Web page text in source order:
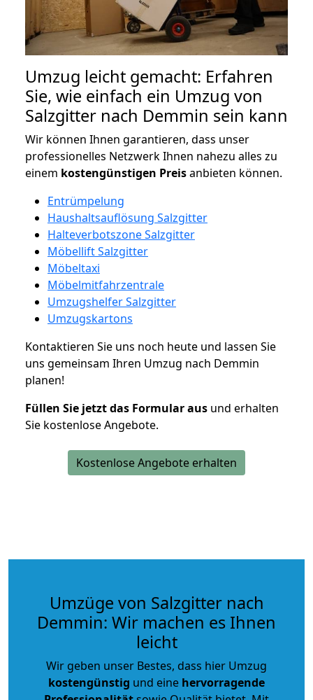
Umzug leicht gemacht: Erfahren
Sie, wie einfach ein Umzug von
Salzgitter nach Demmin sein kann
Wir können Ihnen garantieren, dass unser
professionelles Netzwerk Ihnen nahezu alles zu
einem kostengünstigen Preisanbieten können.
Entrümpelung
Haushaltsauflösung Salzgitter
Halteverbotszone Salzgitter
Möbellift Salzgitter
Möbeltaxi
Möbelmitfahrzentrale
Umzugshelfer Salzgitter
Umzugskartons
Kontaktieren Sie uns noch heute und lassen Sie
uns gemeinsam Ihren Umzug nach Demmin
planen!
Füllen Sie jetzt das Formular aus und erhalten
Sie kostenlose Angebote.
Kostenlose Angebote erhalten
Umzüge von Salzgitter nach
Demmin: Wir machen es Ihnen
leicht
Wir geben unser Bestes, dass hier Umzug
kostengünstig und eine hervorragende